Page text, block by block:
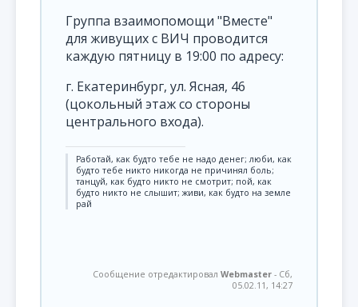
Группа взаимопомощи "Вместе"
для живущих с ВИЧ проводится
каждую пятницу в 19:00 по адресу:
г. Екатеринбург, ул. Ясная, 46
(цокольный этаж со стороны
центрального входа).
Pаботай, как будто тебе не надо денег; люби, как
будто тебе никто никогда не причинял боль;
танцуй, как будто никто не смотрит; пой, как
будто никто не слышит; живи, как будто на земле
рай
Сообщение отредактировал Webmaster - Сб,
05.02.11, 14:27